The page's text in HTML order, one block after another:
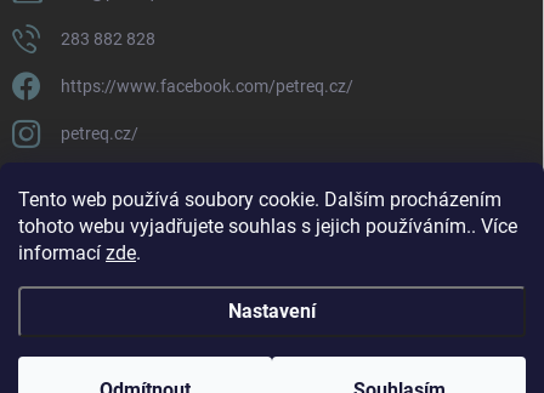
Tento web používá soubory cookie. Dalším procházením
tohoto webu vyjadřujete souhlas s jejich používáním.. Více
informací zde.
Nastavení
283 882 828
https://www.facebook.com/petreq.cz/
petreq.cz/
Copyright 2026 . Všechna práva vyhrazena.